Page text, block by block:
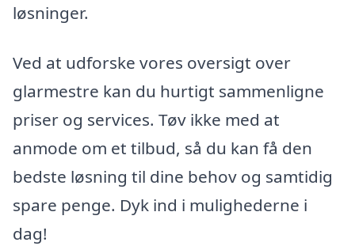
løsninger.
Ved at udforske vores oversigt over
glarmestre kan du hurtigt sammenligne
priser og services. Tøv ikke med at
anmode om et tilbud, så du kan få den
bedste løsning til dine behov og samtidig
spare penge. Dyk ind i mulighederne i
dag!